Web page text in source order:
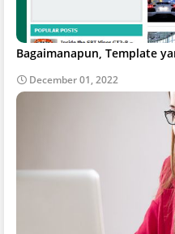
Bagaimanapun, Template
December 01, 2022